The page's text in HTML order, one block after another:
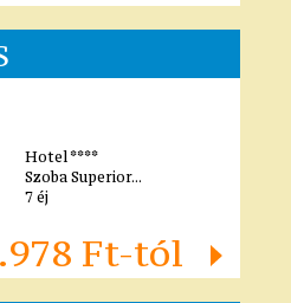
Hotel ****
Szoba Superior...
7 éj
Ft-tól